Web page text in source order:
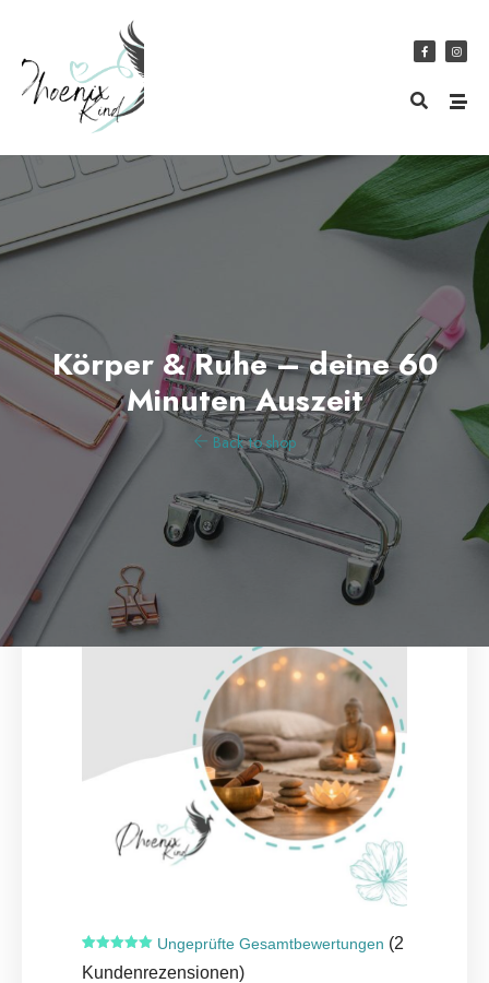
Körper & Ruhe – deine 60
Minuten Auszeit
Back to shop
5.00 von 5,
Ungeprüfte Gesamtbewertungen (2
Kundenrezensionen)